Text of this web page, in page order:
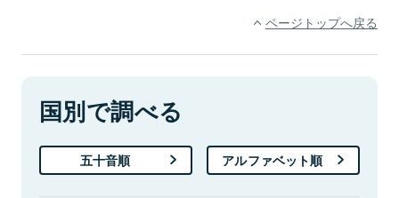
ページトップへ戻る
国別で調べる
五十音順 アルファベット順